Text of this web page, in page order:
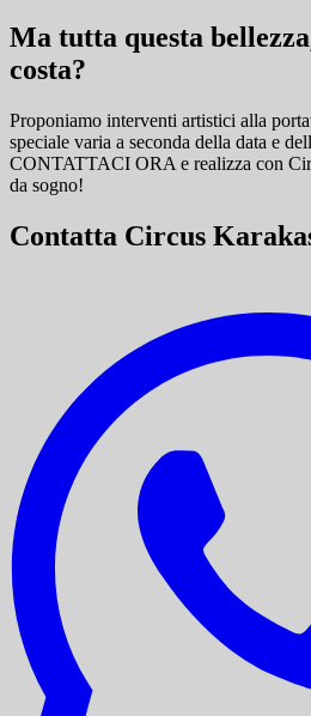
Ma tutta questa
costa?
Proponiamo interventi artistici alla
speciale varia a seconda della data e
CONTATTACI ORA e realizza con
da sogno!
Contatta Circus